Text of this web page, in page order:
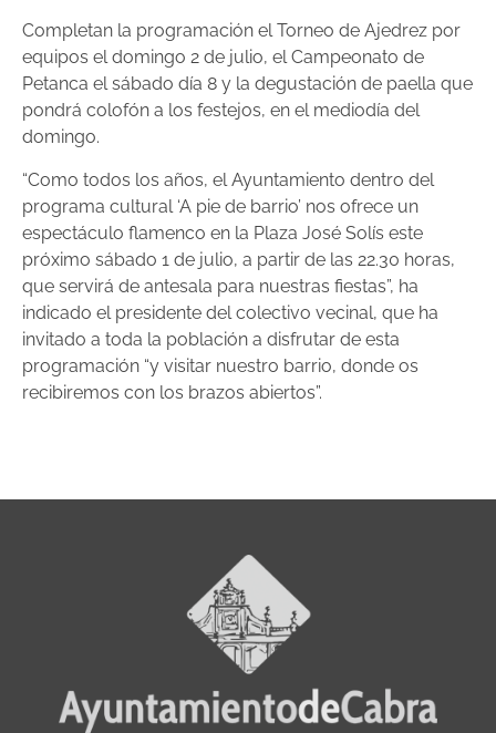
Completan la programación el Torneo de Ajedrez por
equipos el domingo 2 de julio, el Campeonato de
Petanca el sábado día 8 y la degustación de paella que
pondrá colofón a los festejos, en el mediodía del
domingo.
“Como todos los años, el Ayuntamiento dentro del
programa cultural ‘A pie de barrio’ nos ofrece un
espectáculo flamenco en la Plaza José Solís este
próximo sábado 1 de julio, a partir de las 22.30 horas,
que servirá de antesala para nuestras fiestas”, ha
indicado el presidente del colectivo vecinal, que ha
invitado a toda la población a disfrutar de esta
programación “y visitar nuestro barrio, donde os
recibiremos con los brazos abiertos”.